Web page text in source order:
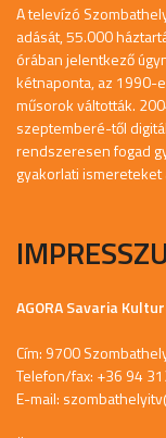
A televízó
adását, 55.000
órában jelentkező
kétnaponta, az 1990-
műsorok váltották.
szeptemberé-től
rendszeresen fogad
gyakorlati ismereteket
AGORA Savaria
Cím: 9700
Telefon/fax: +36 94
E-mail: